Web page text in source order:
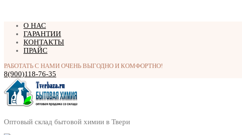
Перейти
содержимому
О НАС
ГАРАНТИИ
КОНТАКТЫ
ПРАЙС
РАБОТАТЬ С НАМИ ОЧЕНЬ ВЫГОДНО И КОМФОРТНО!
8(900)118-76-35
Оптовый склад бытовой химии в Твери